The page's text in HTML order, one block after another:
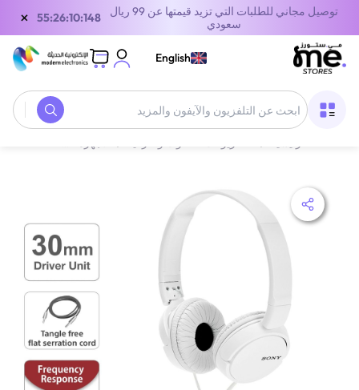
توصيل مجاني للطلبات التي تزيد قيمتها عن 99 ريال
سعودي
55:26:10:148
×
English